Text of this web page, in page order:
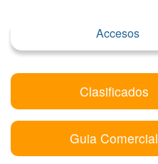
Accesos
Clasificados
Guia Comercial